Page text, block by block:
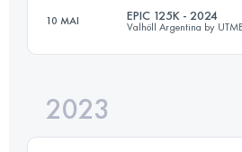
Connectez-vous pour voir
10 MAI EPIC 125K - 2024
Valhöll Argentina by
2023